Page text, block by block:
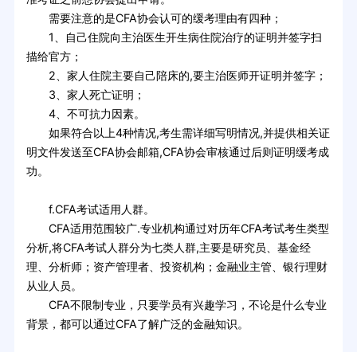
需要注意的是CFA协会认可的缓考理由有四种；
1、自己住院向主治医生开生病住院治疗的证明并签字扫
描给官方；
2、家人住院主要自己陪床的,要主治医师开证明并签字；
3、家人死亡证明；
4、不可抗力因素。
如果符合以上4种情况,考生需详细写明情况,并提供相关证
明文件发送至CFA协会邮箱,CFA协会审核通过后则证明缓考成
功。
f.CFA考试适用人群。
CFA适用范围较广.专业机构通过对历年CFA考试考生类型
分析,将CFA考试人群分为七类人群,主要是研究员、基金经
理、分析师；资产管理者、投资机构；金融业主管、银行理财
从业人员。
CFA不限制专业，只要学员有兴趣学习，不论是什么专业
背景，都可以通过CFA了解广泛的金融知识。